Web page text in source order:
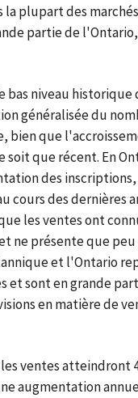
la plupart des
partie de
bas niveau
généralisée du
bien que
soit que récent. En
des
cours des dernières
les ventes ont
ne présente que
et l'Ontario
et sont en grande
en matière de
ventes atteindront
augmentation